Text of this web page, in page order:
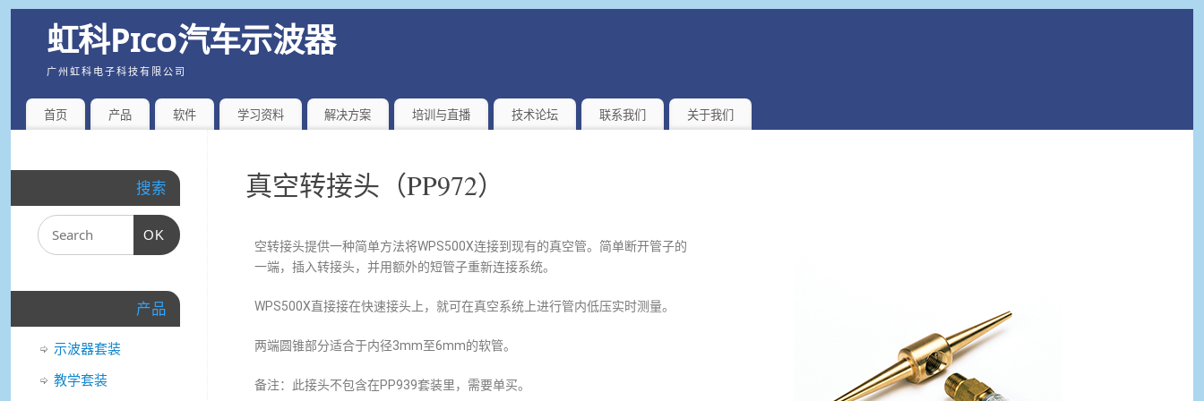
虹科Pico汽车示波器
广州虹科电子科技有限公司
首页 产品 软件 学习资料 解决方案 培训与直播 技术论坛 联系我们 关于我们
真空转接头（PP972）
空转接头提供一种简单方法将WPS500X连接到现有的真空管。简单断开管子的
一端，插入转接头，并用额外的短管子重新连接系统。
WPS500X直接接在快速接头上，就可在真空系统上进行管内低压实时测量。
两端圆锥部分适合于内径3mm至6mm的软管。
备注：此接头不包含在PP939套装里，需要单买。
搜索
OK
产品
示波器套装
教学套装